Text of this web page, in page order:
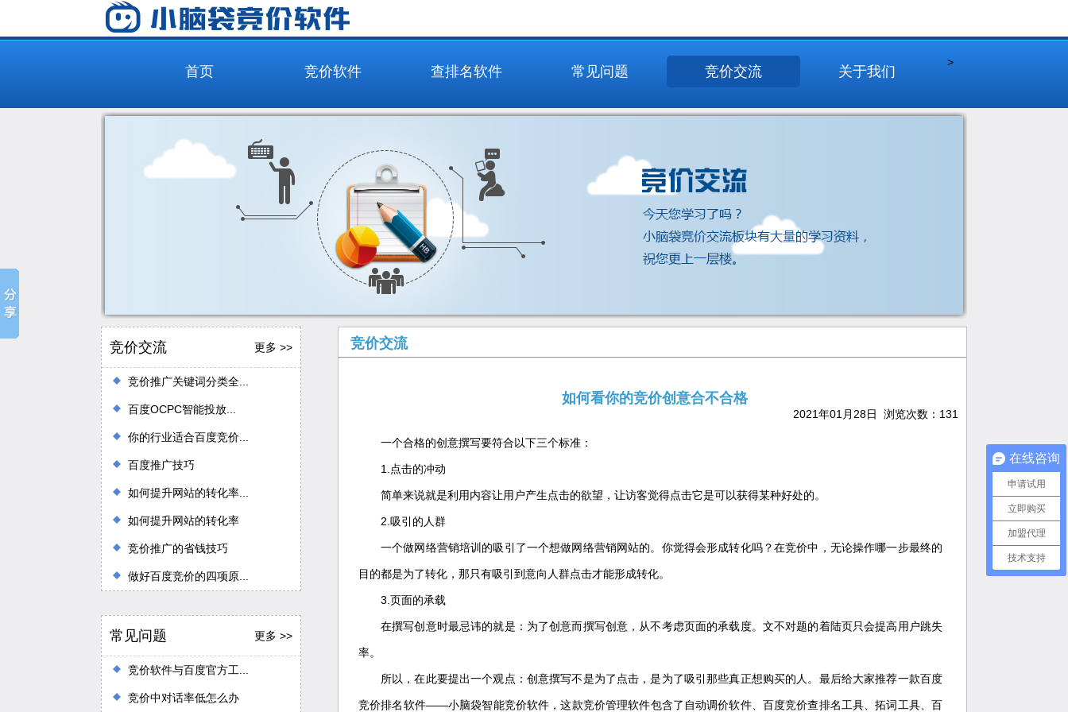
首页 竞价软件 查排名软件
>
常见问题 竞价交流 关于我们
竞价交流 更多 >>
竞价推广关键词分类全...
百度OCPC智能投放...
你的行业适合百度竞价...
百度推广技巧
如何提升网站的转化率...
如何提升网站的转化率
竞价推广的省钱技巧
做好百度竞价的四项原...
常见问题 更多 >>
竞价软件与百度官方工...
竞价中对话率低怎么办
竞价交流
如何看你的竞价创意合不合格
2021年01月28日 浏览次数： 131
一个合格的创意撰写要符合以下三个标准：
1.点击的冲动
简单来说就是利用内容让用户产生点击的欲望，让访客觉得点击它是可以获得某种好处的。
2.吸引的人群
一个做网络营销培训的吸引了一个想做网络营销网站的。你觉得会形成转化吗？在竞价中，无论操作哪一步最终的
目的都是为了转化，那只有吸引到意向人群点击才能形成转化。
3.页面的承载
在撰写创意时最忌讳的就是：为了创意而撰写创意，从不考虑页面的承载度。文不对题的着陆页只会提高用户跳失
率。
所以，在此要提出一个观点：创意撰写不是为了点击，是为了吸引那些真正想购买的人。最后给大家推荐一款百度
竞价排名软件——小脑袋智能竞价软件，这款竞价管理软件包含了自动调价软件、百度竞价查排名工具、拓词工具、百
在线咨询
申请试用
立即购买
加盟代理
技术支持